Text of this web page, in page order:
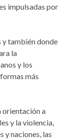
impulsadas por
y también donde
la
y los
más
orientación a
y la violencia,
y naciones, las